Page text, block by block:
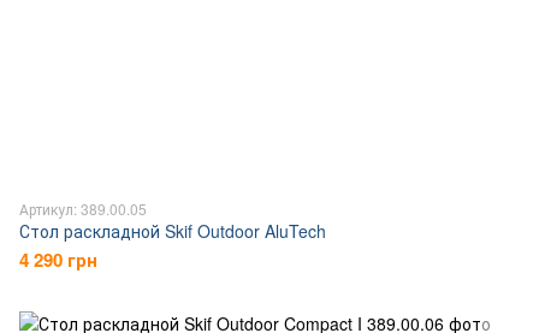
Артикул: 389.00.05
Стол раскладной Skif Outdoor AluTech
4 290 грн